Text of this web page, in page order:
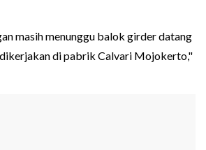
masih menunggu balok girder datang
dikerjakan di pabrik Calvari Mojokerto,"